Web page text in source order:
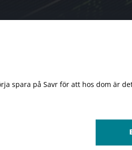
spara på Savr för att hos dom är